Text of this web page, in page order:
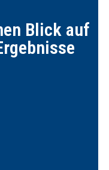
Blick auf